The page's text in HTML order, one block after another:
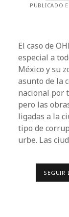
PUBLICADO
El caso de
especial a
México y su
asunto de la
nacional por
pero las
ligadas a la
tipo de
urbe. Las
SEGUIR